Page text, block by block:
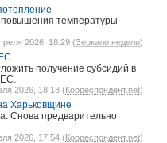
повышения температуры
2026, 18:29 (Зеркало недели)
получение субсидий в
ЕС.
2026, 18:18 (Корреспондент.net)
Харьковщине
Снова предварительно
2026, 17:54 (Корреспондент.net)